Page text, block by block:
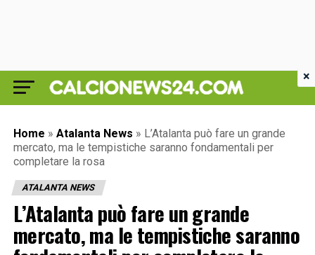
Home » Atalanta News » L’Atalanta può fare un grande
mercato, ma le tempistiche saranno fondamentali per
completare la rosa
ATALANTA NEWS
L’Atalanta può fare un grande
mercato, ma le tempistiche saranno
×